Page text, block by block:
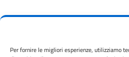
Per fornire le migliori esperienze, utilizziamo